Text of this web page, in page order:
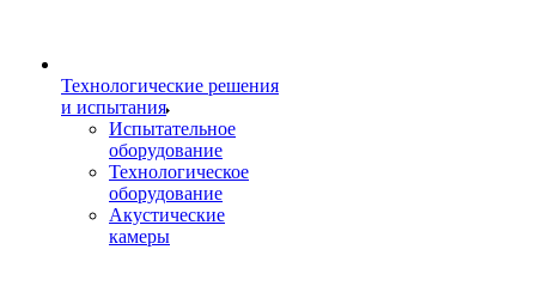
Технологические решения
и испытания
Испытательное
оборудование
Технологическое
оборудование
Акустические
камеры